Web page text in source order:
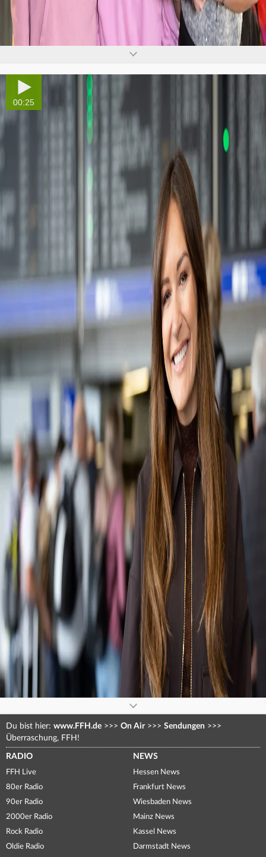
seconds
of
00:25
Du bist hier: www.FFH.de >>> On Air >>> Sendungen >>>
Überraschung, FFH!
RADIO
FFH Live
80er Radio
90er Radio
2000er Radio
Rock Radio
Oldie Radio
NEWS
Hessen News
Frankfurt News
Wiesbaden News
Mainz News
Kassel News
Darmstadt News